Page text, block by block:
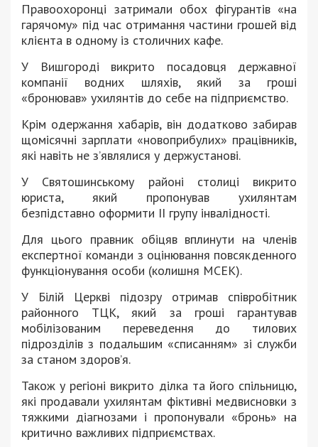
Правоохоронці затримали обох фігурантів «на
гарячому» під час отримання частини грошей від
клієнта в одному із столичних кафе.
У Вишгороді викрито посадовця державної
компанії водних шляхів, який за гроші
«бронював» ухилянтів до себе на підприємство.
Крім одержання хабарів, він додатково забирав
щомісячні зарплати «новоприбулих» працівників,
які навіть не з’являлися у держустанові.
У Святошинському районі столиці викрито
юриста, який пропонував ухилянтам
безпідставно оформити ІІ групу інвалідності.
Для цього правник обіцяв вплинути на членів
експертної команди з оцінювання повсякденного
функціонування особи (колишня МСЕК).
У Білій Церкві підозру отримав співробітник
районного ТЦК, який за гроші гарантував
мобілізованим переведення до тилових
підрозділів з подальшим «списанням» зі служби
за станом здоров’я.
Також у регіоні викрито ділка та його спільницю,
які продавали ухилянтам фіктивні медвисновки з
тяжкими діагнозами і пропонували «бронь» на
критично важливих підприємствах.